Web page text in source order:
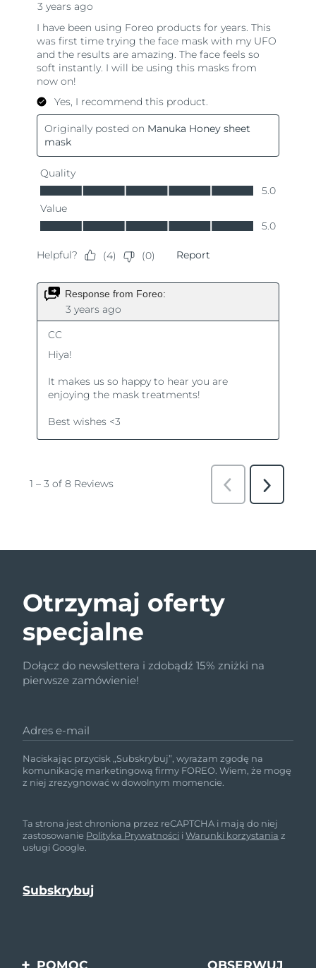
Otrzymaj oferty
specjalne
Dołącz do newslettera i zdobądź 15% zniżki na
pierwsze zamówienie!
Adres e-mail
Naciskając przycisk „Subskrybuj”, wyrażam zgodę na
komunikację marketingową firmy FOREO. Wiem, że mogę
z niej zrezygnować w dowolnym momencie.
Ta strona jest chroniona przez reCAPTCHA i mają do niej
zastosowanie Polityka Prywatności iWarunki korzystania z
usługi Google.
POMOC OBSERWUJ